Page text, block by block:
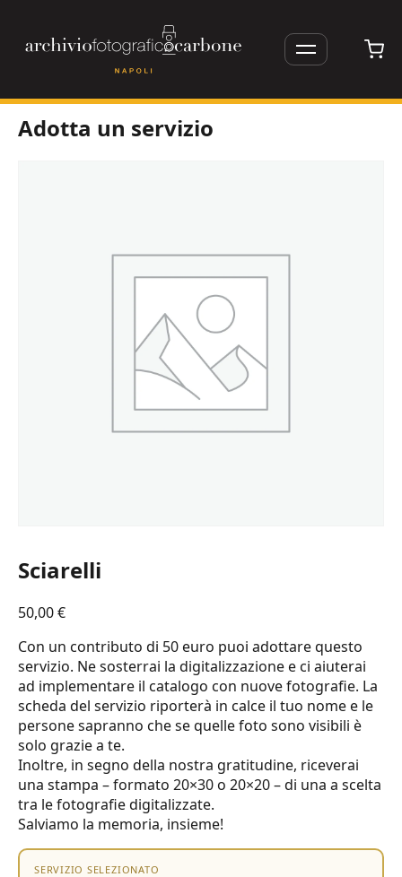
Apri/Chiudi
Adotta un servizio
Sciarelli
50,00€
Con un contributo di 50 euro puoi adottare questo
servizio. Ne sosterrai la digitalizzazione e ci aiuterai
ad implementare il catalogo con nuove fotografie. La
scheda del servizio riporterà in calce il tuo nome e le
persone sapranno che se quelle foto sono visibili è
solo grazie a te.
Inoltre, in segno della nostra gratitudine, riceverai
una stampa – formato 20×30 o 20×20 – di una a scelta
tra le fotografie digitalizzate.
Salviamo la memoria, insieme!
SERVIZIO SELEZIONATO